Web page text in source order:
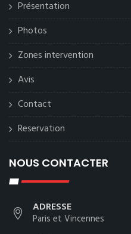
Présentation
Photos
Zones intervention
Avis
Contact
Reservation
NOUS CONTACTER
ADRESSE
Paris et Vincennes